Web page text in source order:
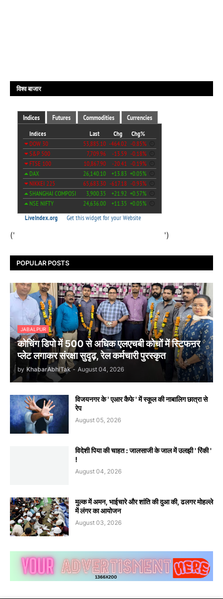
विश्व बाजार
(' ')
POPULAR POSTS
JABALPUR
कोचिंग डिपो में 500 से अधिक एलएचबी कोचों में स्टिफऩर
प्लेट लगाकर संरक्षा सुदृढ़, रेल कर्मचारी पुरस्कृत
by KhabarAbhiTak - August 04, 2026
विजयनगर के ' एआर कैफे ' में स्कूल की नाबालिग छात्रा से
रेप
August 05, 2026
विदेशी पिया की चाहत : जालसाजी के जाल में उलझी ' रिंकी '
!
August 04, 2026
मुल्क में अमन, भाईचारे और शांति की दुआ की, ढलगर मोहल्ले
में लंगर का आयोजन
August 03, 2026